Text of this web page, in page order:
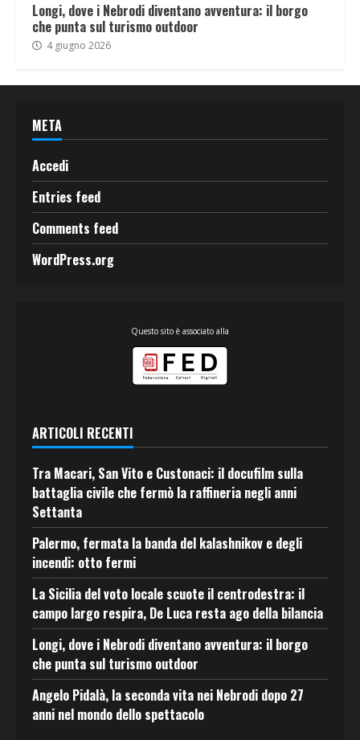
Longi, dove i Nebrodi diventano avventura: il borgo
che punta sul turismo outdoor
4 giugno 2026
META
Accedi
Entries feed
Comments feed
WordPress.org
Questo sito è associato alla
ARTICOLI RECENTI
Tra Macari, San Vito e Custonaci: il docufilm sulla
battaglia civile che fermò la raffineria negli anni
Settanta
Palermo, fermata la banda del kalashnikov e degli
incendi: otto fermi
La Sicilia del voto locale scuote il centrodestra: il
campo largo respira, De Luca resta ago della bilancia
Longi, dove i Nebrodi diventano avventura: il borgo
che punta sul turismo outdoor
Angelo Pidalà, la seconda vita nei Nebrodi dopo 27
anni nel mondo dello spettacolo